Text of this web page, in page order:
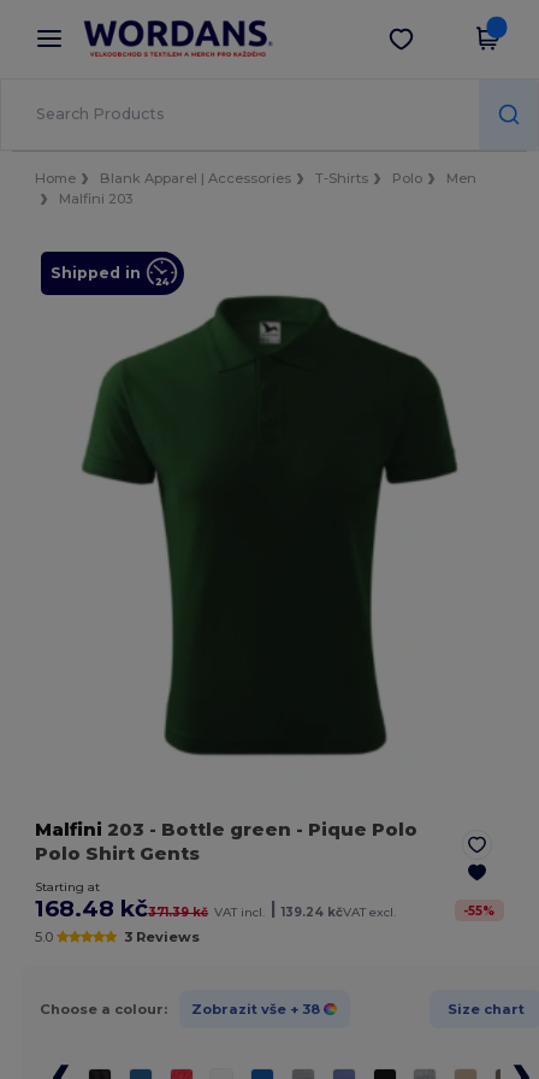
× Aplikace Wordans
Lepší ceny v aplikaci!
Stáhnout app
Home Blank Apparel | Accessories T-Shirts Polo
Men
Malfini 203
Shipped in
Malfini 203 - Bottle green - Pique Polo
Polo Shirt Gents
Starting at
168.48 kč371.39 kč VAT incl. | 139.24 kčVAT excl. -55%
5.0 3 Reviews
Choose a colour: Zobrazit vše + 38 Size chart